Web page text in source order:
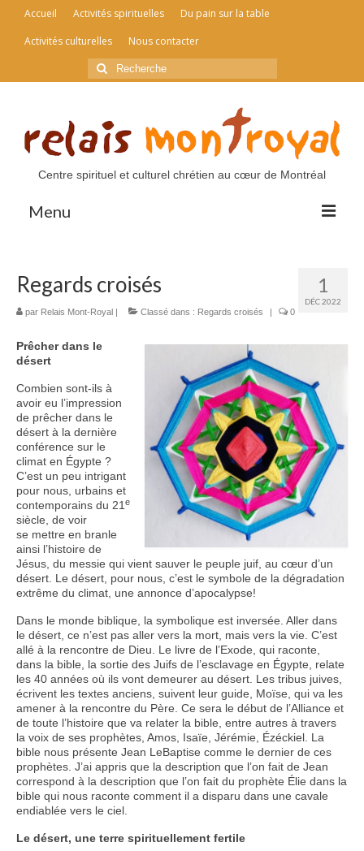
Accueil Activités spirituelles
Du pain sur la table
Activités culturelles
Nous contacter
Rechercher
:
Centre spirituel et culturel chrétien au cœur de Montréal
Menu
Activités spirituelles
Activités culturelles
Nous contacter
1
DÉC 2022
Regards croisés
par Relais Mont-Royal | Classé dans : Regards croisés | 0
Prêcher dans le
désert
Combien sont-ils à
avoir eu l’impression
de prêcher dans le
désert à la dernière
conférence sur le
climat en Égypte ?
C’est un peu intrigant
pour nous, urbains et
contemporains du 21 e
siècle, de voir
se mettre en branle
ainsi l’histoire de
Jésus, du messie qui vient sauver le peuple juif, au cœur d’un
désert. Le désert, pour nous, c’est le symbole de la dégradation
extrême du climat, une annonce d’apocalypse!
Dans le monde biblique, la symbolique est inversée. Aller dans
le désert, ce n’est pas aller vers la mort, mais vers la vie. C’est
allé à la rencontre de Dieu. Le livre de l’Exode, qui raconte,
dans la bible, la sortie des Juifs de l’esclavage en Égypte, relate
les 40 années où ils vont demeurer au désert. Les tribus juives,
écrivent les textes anciens, suivent leur guide, Moïse, qui va les
amener à la rencontre du Père. Ce sera le début de l’Alliance et
de toute l’histoire que va relater la bible, entre autres à travers
la voix de ses prophètes, Amos, Isaïe, Jérémie, Ézéckiel. La
bible nous présente Jean LeBaptise comme le dernier de ces
prophètes. J’ai appris que la description que l’on fait de Jean
correspond à la description que l’on fait du prophète Élie dans la
bible qui nous raconte comment il a disparu dans une cavale
endiablée vers le ciel.
Le désert, une terre spirituellement fertile